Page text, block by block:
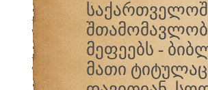
მეფეებს -
მათი